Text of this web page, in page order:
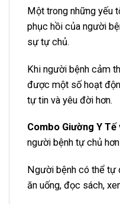
Một trong những yếu
phục hồi của người
sự tự chủ.
Khi người bệnh cảm
được một số hoạt
tự tin và yêu đời hơn.
Combo Giường Y Tế
người bệnh tự chủ
Người bệnh có thể tự
ăn uống, đọc sách,